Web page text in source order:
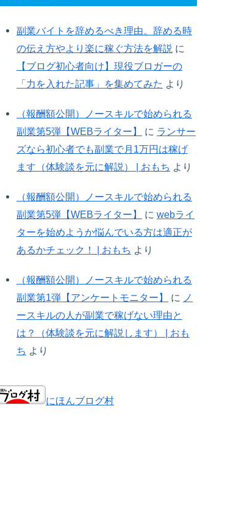
副業バイトを辞めるべき理由。辞める時
の伝え方やより楽に稼ぐ方法を解説 に
【ブログ初心者向け】現役ブロガーの
「力を入れた記事」を集めてみた より
（報酬額公開）ノースキルで始められる
副業第5弾【WEBライター】
に ランサー
ズなら初心者でも副業で月1万円は稼げ
ます（体験談を元に解説） | おもち より
（報酬額公開）ノースキルで始められる
副業第5弾【WEBライター】
に webライ
ターを始めようか悩んでいる方は適正が
あるかチェック！ | おもち より
（報酬額公開）ノースキルで始められる
副業第1弾【アンケートモニター】
に ノ
ースキルの人が副業で稼げない理由と
は？（体験談を元に解説します） | おも
ち より
にほんブログ村